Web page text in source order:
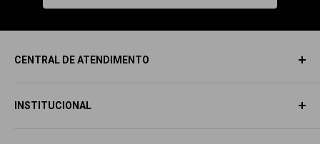
CENTRAL DE ATENDIMENTO
SAC
INSTITUCIONAL